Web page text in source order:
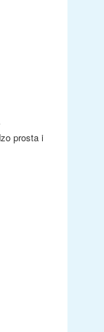
prosta i